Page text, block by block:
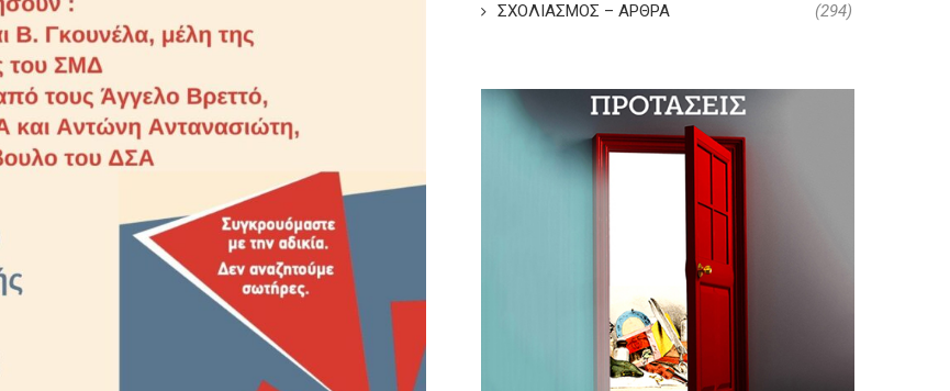
ΣΧΟΛΙΑΣΜΟΣ – ΑΡΘΡΑ (294)